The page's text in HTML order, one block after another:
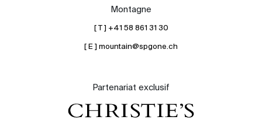
Montagne
[ T ] +41 58 861 31 30
[ E ] mountain@spgone.ch
Partenariat exclusif